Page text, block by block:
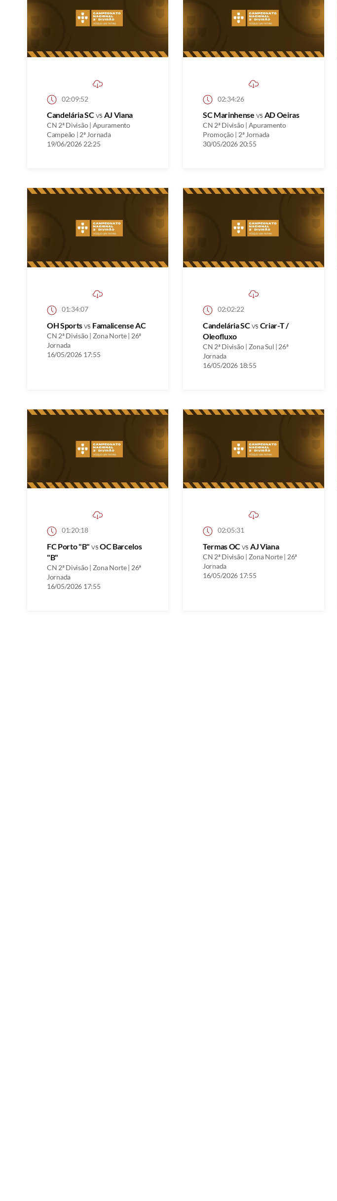
02:09:52
Candelária SCvs AJ Viana
CN 2ª Divisão | Apuramento
Campeão | 2ª Jornada
19/06/2026 22:25
02:34:26
SC Marinhense vs AD Oeiras
CN 2ª Divisão | Apuramento
Promoção | 2ª Jornada
30/05/2026 20:55
01:34:07
OH Sportsvs Famalicense AC
CN 2ª Divisão | Zona Norte | 26ª
Jornada
16/05/2026 17:55
02:02:22
Candelária SCvs Criar-T /
Oleofluxo
CN 2ª Divisão | Zona Sul | 26ª
Jornada
16/05/2026 18:55
01:20:18
FC Porto "B" vsOC Barcelos
"B"
CN 2ª Divisão | Zona Norte | 26ª
Jornada
16/05/2026 17:55
02:05:31
Termas OCvs AJ Viana
CN 2ª Divisão | Zona Norte | 26ª
Jornada
16/05/2026 17:55